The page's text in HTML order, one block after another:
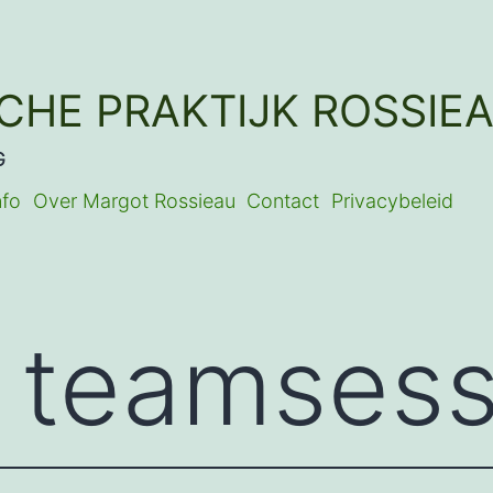
PRAKTIJK
Over Margot Rossieau Contact Privacybeleid